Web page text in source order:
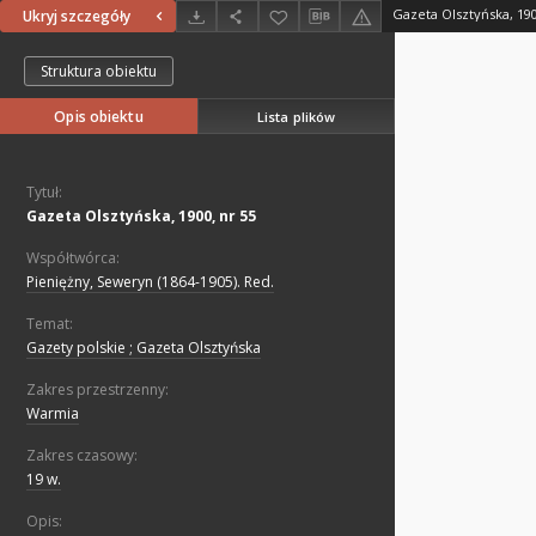
Ukryj szczegóły Gazeta Olsztyńska,
Struktura obiektu
Opis obiektu Lista plików
Tytuł:
Gazeta Olsztyńska, 1900, nr 55
Współtwórca:
Pieniężny, Seweryn (1864-1905). Red.
Temat:
Gazety polskie ; Gazeta Olsztyńska
Zakres przestrzenny:
Warmia
Zakres czasowy:
19 w.
Opis: